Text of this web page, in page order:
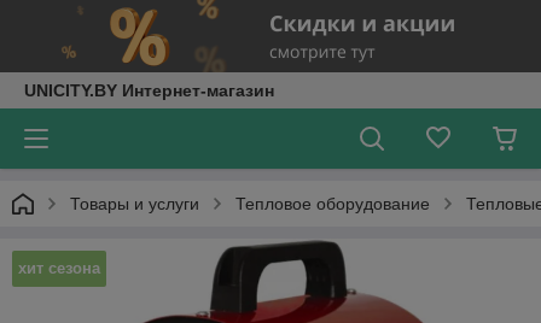
UNICITY.BY Интернет-магазин
Товары и услуги Тепловое оборудование
хит сезона